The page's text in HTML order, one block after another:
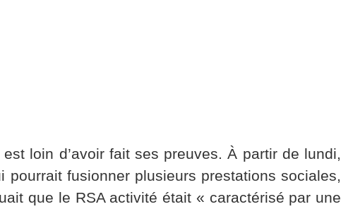
loin d’avoir fait ses preuves. À partir de lundi,
fusionner plusieurs prestations sociales,
que le RSA activité était « caractérisé par une